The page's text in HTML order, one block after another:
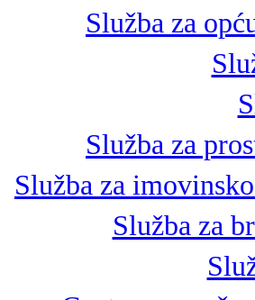
Služba za
Služba za
Služba za
Služba za